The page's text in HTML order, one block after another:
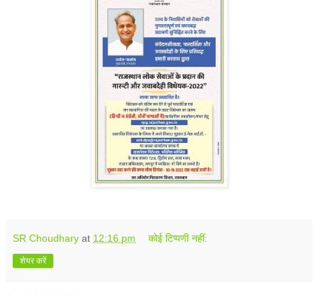
SR Choudhary at 12:16 pm कोई टिप्पणी नहीं:
शेयर करें